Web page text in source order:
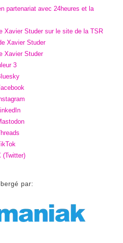
partenariat avec 24heures et la
Xavier Studer sur le site de la TSR
Xavier Studer
Xavier Studer
3
(Twitter)
par: